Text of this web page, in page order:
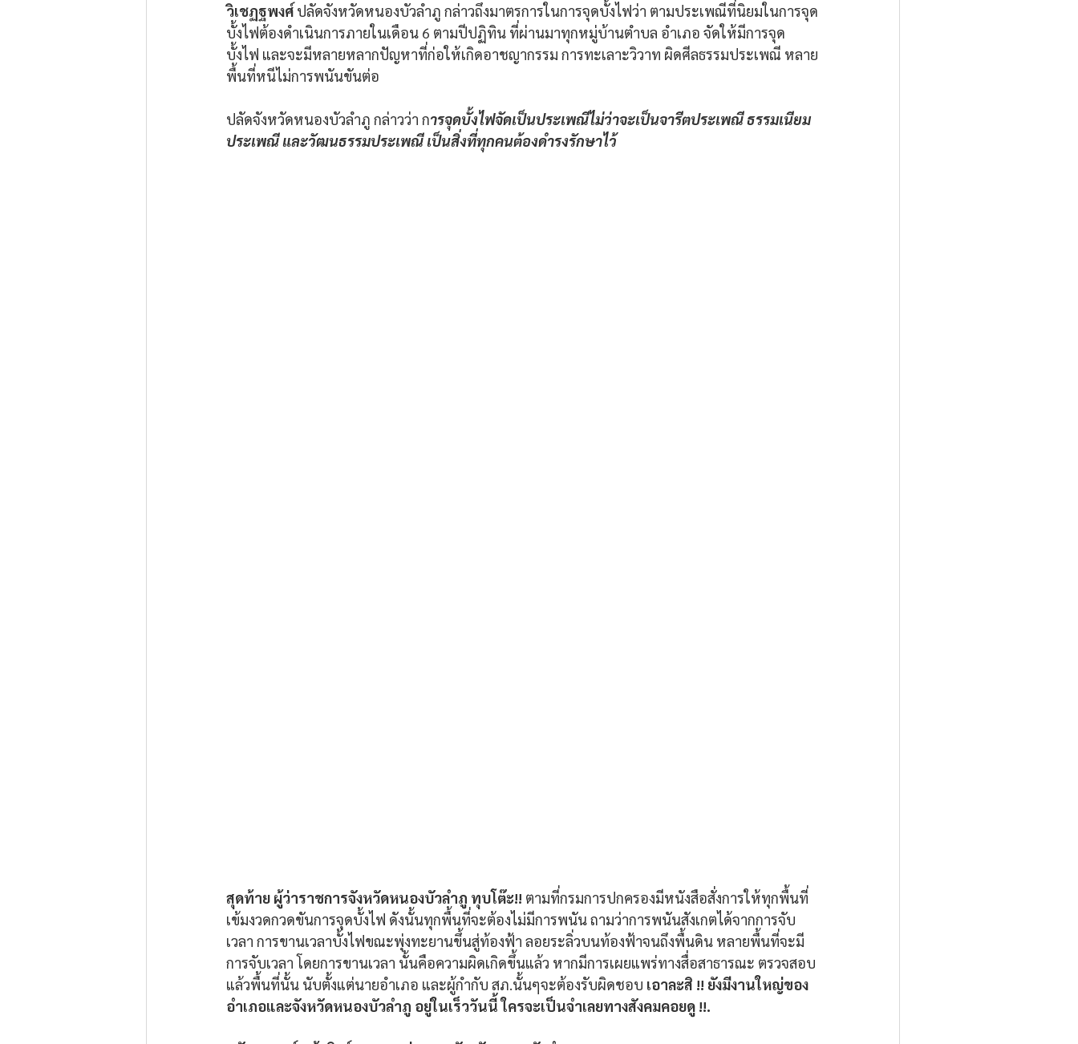
วิเชฏฐพงศ์ ปลัดจังหวัดหนองบัวลำภู กล่าวถึงมาตรการในการจุดบั้งไฟว่า ตามประเพณีที่นิยมในการจุด
บั้งไฟต้องดำเนินการภายในเดือน 6 ตามปีปฏิทิน ที่ผ่านมาทุกหมู่บ้านตำบล อำเภอ จัดให้มีการจุด
บั้งไฟ และจะมีหลายหลากปัญหาที่ก่อให้เกิดอาชญากรรม การทะเลาะวิวาท ผิดศีลธรรมประเพณี หลาย
พื้นที่หนีไม่การพนันขันต่อ
ปลัดจังหวัดหนองบัวลำภู กล่าวว่า การจุดบั้งไฟจัดเป็นประเพณีไม่ว่าจะเป็นจารีตประเพณี ธรรมเนียม
ประเพณี และวัฒนธรรมประเพณี เป็นสิ่งที่ทุกคนต้องดำรงรักษาไว้
สุดท้าย ผู้ว่าราชการจังหวัดหนองบัวลำภู ทุบโต๊ะ!! ตามที่กรมการปกครองมีหนังสือสั่งการให้ทุกพื้นที่
เข้มงวดกวดขันการจุดบั้งไฟ ดังนั้นทุกพื้นที่จะต้องไม่มีการพนัน ถามว่าการพนันสังเกตได้จากการจับ
เวลา การขานเวลาบั้งไฟขณะพุ่งทะยานขึ้นสู่ท้องฟ้า ลอยระลิ่วบนท้องฟ้าจนถึงพื้นดิน หลายพื้นที่จะมี
การจับเวลา โดยการขานเวลา นั้นคือความผิดเกิดขึ้นแล้ว หากมีการเผยแพร่ทางสื่อสาธารณะ ตรวจสอบ
แล้วพื้นที่นั้น นับตั้งแต่นายอำเภอ และผู้กำกับ สภ.นั้นๆจะต้องรับผิดชอบ เอาละสิ !! ยังมีงานใหญ่ของ
อำเภอและจังหวัดหนองบัวลำภู อยู่ในเร็ววันนี้ ใครจะเป็นจำเลยทางสังคมคอยดู !!.